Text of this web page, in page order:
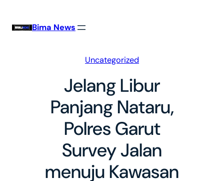
Bima News
Uncategorized
Jelang Libur
Panjang Nataru,
Polres Garut
Survey Jalan
menuju Kawasan